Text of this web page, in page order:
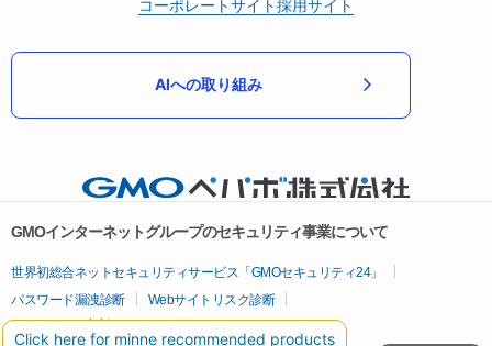
コーポレートサイト採用サイト
AIへの取り組み
GMOインターネットグループのセキュリティ事業について
世界初総合ネットセキュリティサービス「GMOセキュリティ24」
パスワード漏洩診断
Webサイトリスク診断
セキュリティ相談AIチャットボット